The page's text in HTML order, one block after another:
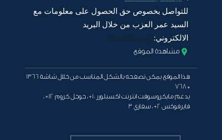
للتواصل بخصوص حق الحصول على معلومات مع
السيد عمر العزب من خلال البريد
الالكتروني:Oazab@aseza.jo
مشاهدة الموقع
هذا الموقع يمكن تصفحه بالشكل المناسب من خلال شاشة 1366
* 768
يدعم مايكروسوفت انترنت اكسبلورر 10+ ، جوجل كروم 12+ ،
فايرفوكس 2+ ، سفاري 3